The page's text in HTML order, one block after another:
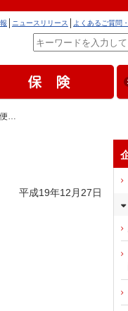
よくあるご質問
ニュースリリース
便…
平成19年12月27日